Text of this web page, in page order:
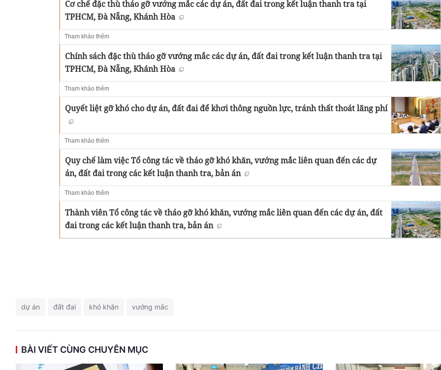
Cơ chế đặc thù tháo gỡ vướng mắc các dự án, đất đai trong kết luận thanh tra tại
TPHCM, Đà Nẵng, Khánh Hòa
Tham khảo thêm
Chính sách đặc thù tháo gỡ vướng mắc các dự án, đất đai trong kết luận thanh tra tại
TPHCM, Đà Nẵng, Khánh Hòa
Tham khảo thêm
Quyết liệt gỡ khó cho dự án, đất đai để khơi thông nguồn lực, tránh thất thoát lãng phí
Tham khảo thêm
Quy chế làm việc Tổ công tác về tháo gỡ khó khăn, vướng mắc liên quan đến các dự
án, đất đai trong các kết luận thanh tra, bản án
Tham khảo thêm
Thành viên Tổ công tác về tháo gỡ khó khăn, vướng mắc liên quan đến các dự án, đất
đai trong các kết luận thanh tra, bản án
dự án đất đai khó khăn vướng mắc
BÀI VIẾT CÙNG CHUYÊN MỤC